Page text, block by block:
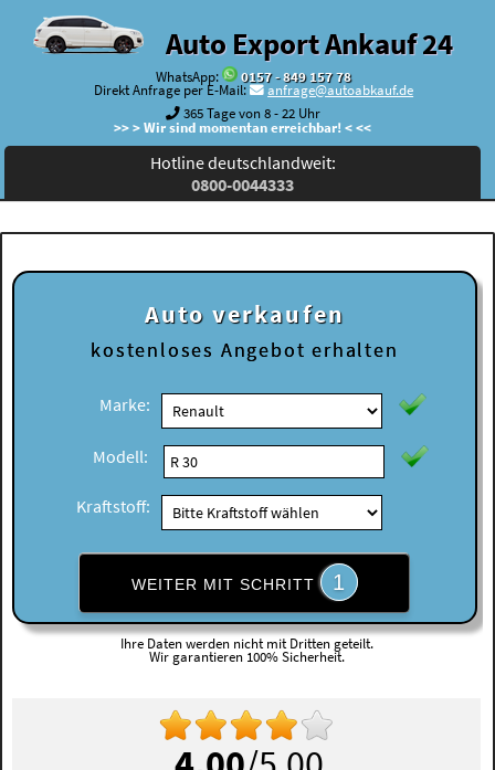
Auto Export Ankauf 24
WhatsApp:
0157 - 849 157 78
Direkt Anfrage per E-Mail:
anfrage@autoabkauf.de
365 Tage von 8 - 22 Uhr
>> > Wir sind momentan erreichbar! < <<
Hotline deutschlandweit:
0800-0044333
Auto verkaufen
kostenloses Angebot erhalten
Marke:
Modell:
Kraftstoff:
WEITER MIT SCHRITT 1
Ihre Daten werden nicht mit Dritten geteilt.
Wir garantieren 100% Sicherheit.